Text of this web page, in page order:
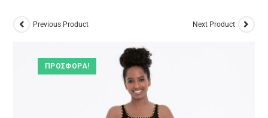
ΠΡΟΣΦΟΡΆ!
Previous Product Next Product